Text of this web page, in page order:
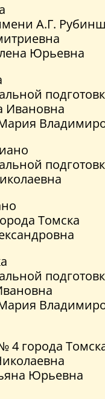
А.Г.
Юрьевна
Ивановна
Томска
4 города
Юрьевна